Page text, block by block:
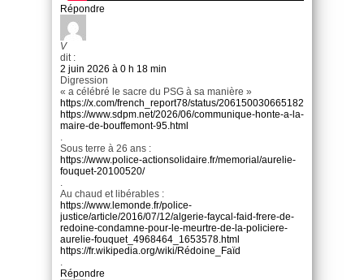
Répondre
V
dit :
2 juin 2026 à 0 h 18 min
Digression
« a célébré le sacre du PSG à sa manière »
https://x.com/french_report78/status/2061500306651820315/video/1
https://www.sdpm.net/2026/06/communique-honte-a-la-
maire-de-bouffemont-95.html
.
Sous terre à 26 ans :
https://www.police-actionsolidaire.fr/memorial/aurelie-
fouquet-20100520/
.
Au chaud et libérables :
https://www.lemonde.fr/police-
justice/article/2016/07/12/algerie-faycal-faid-frere-de-
redoine-condamne-pour-le-meurtre-de-la-policiere-
aurelie-fouquet_4968464_1653578.html
https://fr.wikipedia.org/wiki/Rédoine_Faïd
.
Répondre